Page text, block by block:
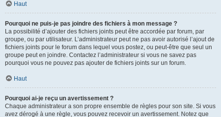
Haut
Pourquoi ne puis-je pas joindre des fichiers à mon message ?
La possibilité d’ajouter des fichiers joints peut être accordée par forum, par
groupe, ou par utilisateur. L’administrateur peut ne pas avoir autorisé l’ajout de
fichiers joints pour le forum dans lequel vous postez, ou peut-être que seul un
groupe peut en joindre. Contactez l’administrateur si vous ne savez pas
pourquoi vous ne pouvez pas ajouter de fichiers joints sur un forum.
Haut
Pourquoi ai-je reçu un avertissement ?
Chaque administrateur a son propre ensemble de règles pour son site. Si vous
avez dérogé à une règle, vous pouvez recevoir un avertissement. Notez que